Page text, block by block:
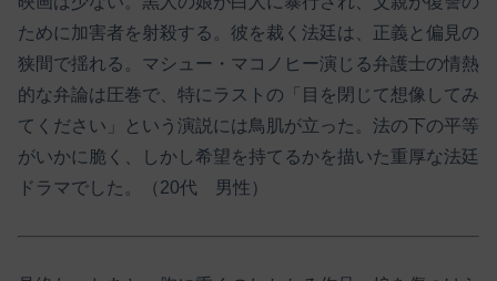
ために加害者を射殺する。彼を裁く法廷は、正義と偏見の
狭間で揺れる。マシュー・マコノヒー演じる弁護士の情熱
的な弁論は圧巻で、特にラストの「目を閉じて想像してみ
てください」という演説には鳥肌が立った。法の下の平等
がいかに脆く、しかし希望を持てるかを描いた重厚な法廷
ドラマでした。（20代 男性）